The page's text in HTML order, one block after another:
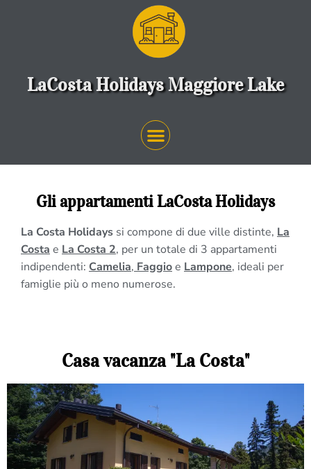
LaCosta Holidays Maggiore Lake
Gli appartamenti LaCosta Holidays
La Costa Holidays si compone di due ville distinte, La
Costa e La Costa 2, per un totale di 3 appartamenti
indipendenti: Camelia, Faggioe Lampone, ideali per
famiglie più o meno numerose.
Casa vacanza "La Costa"